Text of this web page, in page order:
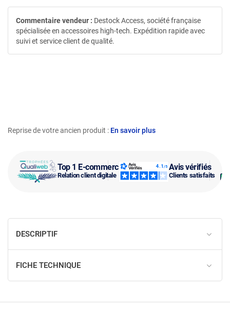
Top 1 E-commerce
Relation client digitale
Avis vérifiés
Clients satisfaits
Reprise de votre ancien produit : En savoir plus
Commentaire vendeur : Destock Access, société française
spécialisée en accessoires high-tech. Expédition rapide avec
suivi et service client de qualité.
DESCRIPTIF
FICHE TECHNIQUE